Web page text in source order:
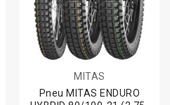
MITAS
Pneu MITAS ENDURO